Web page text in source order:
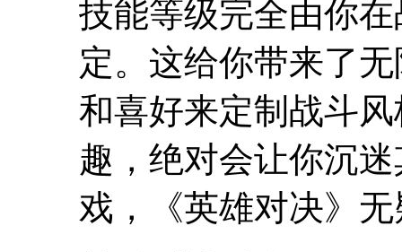
技能等级完全由你
定。这给你带来了
和喜好来定制战斗
趣，绝对会让你沉
戏，《英雄对决》